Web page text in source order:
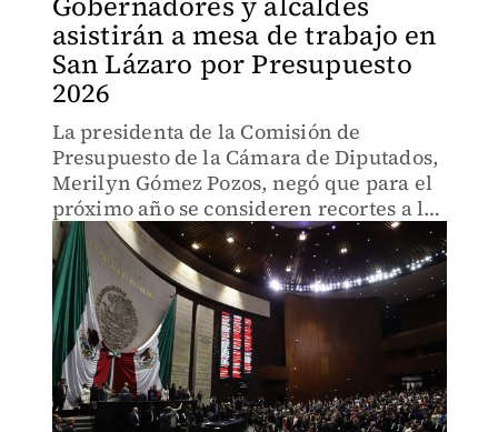
asistirán a mesa de trabajo en
San Lázaro por Presupuesto
2026
La presidenta de la Comisión de
Presupuesto de la Cámara de Diputados,
Merilyn Gómez Pozos, negó que para el
próximo año se consideren recortes a los
gobiernos estatales.